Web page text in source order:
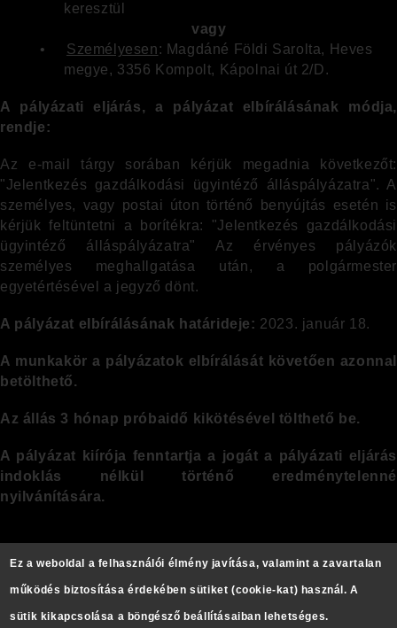
keresztül
vagy
• Személyesen: Magdáné Földi Sarolta, Heves
megye, 3356 Kompolt, Kápolnai út 2/D.
A pályázati eljárás, a pályázat elbírálásának módja,
rendje:
Az e-mail tárgy sorában kérjük megadnia következőt:
"Jelentkezés gazdálkodási ügyintéző álláspályázatra". A
személyes, vagy postai úton történő benyújtás esetén is
kérjük feltüntetni a borítékra: "Jelentkezés gazdálkodási
ügyintéző álláspályázatra" Az érvényes pályázók
személyes meghallgatása után, a polgármester
egyetértésével a jegyző dönt.
A pályázat elbírálásának határideje: 2023. január 18.
A munkakör a pályázatok elbírálását követően azonnal
betölthető.
Az állás 3 hónap próbaidő kikötésével tölthető be.
A pályázat kiírója fenntartja a jogát a pályázati eljárás
indoklás nélkül történő eredménytelenné
nyilvánítására.
Ez a weboldal a felhasználói élmény javítása, valamint a zavartalan
működés biztosítása érdekében sütiket (cookie-kat) használ. A
sütik kikapcsolása a böngésző beállításaiban lehetséges.